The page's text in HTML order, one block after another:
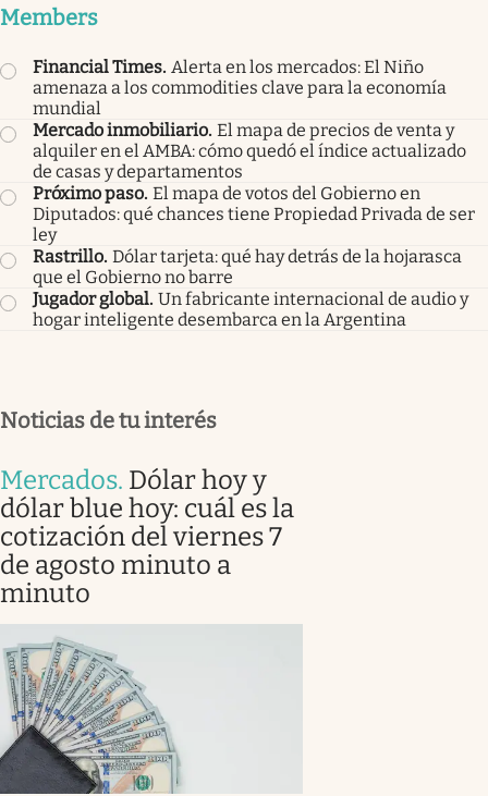
Members
Financial Times. Alerta en los mercados: El Niño
amenaza a los commodities clave para la economía
mundial
Mercado inmobiliario. El mapa de precios de venta y
alquiler en el AMBA: cómo quedó el índice actualizado
de casas y departamentos
Próximo paso. El mapa de votos del Gobierno en
Diputados: qué chances tiene Propiedad Privada de ser
ley
Rastrillo. Dólar tarjeta: qué hay detrás de la hojarasca
que el Gobierno no barre
Jugador global. Un fabricante internacional de audio y
hogar inteligente desembarca en la Argentina
Noticias de tu interés
Mercados. Dólar hoy y
dólar blue hoy: cuál es la
cotización del viernes 7
de agosto minuto a
minuto